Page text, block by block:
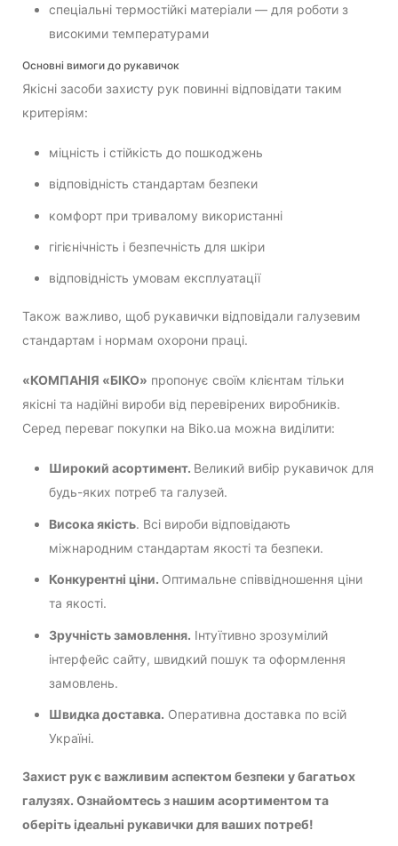
спеціальні термостійкі матеріали — для роботи з
високими температурами
Основні вимоги до рукавичок
Якісні засоби захисту рук повинні відповідати таким
критеріям:
міцність і стійкість до пошкоджень
відповідність стандартам безпеки
комфорт при тривалому використанні
гігієнічність і безпечність для шкіри
відповідність умовам експлуатації
Також важливо, щоб рукавички відповідали галузевим
стандартам і нормам охорони праці.
«КОМПАНІЯ «БІКО» пропонує своїм клієнтам тільки
якісні та надійні вироби від перевірених виробників.
Серед переваг покупки на Biko.ua можна виділити:
Широкий асортимент. Великий вибір рукавичок для
будь-яких потреб та галузей.
Висока якість. Всі вироби відповідають
міжнародним стандартам якості та безпеки.
Конкурентні ціни. Оптимальне співвідношення ціни
та якості.
Зручність замовлення. Інтуїтивно зрозумілий
інтерфейс сайту, швидкий пошук та оформлення
замовлень.
Швидка доставка. Оперативна доставка по всій
Україні.
Захист рук є важливим аспектом безпеки у багатьох
галузях. Ознайомтесь з нашим асортиментом та
оберіть ідеальні рукавички для ваших потреб!